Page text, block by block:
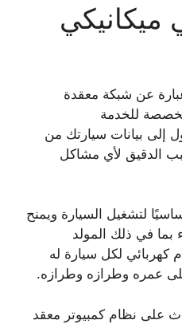
ميكانيكي
عن شبكة معقدة
للخدمة
إلى بيانات سيارتك من
الدقيق لأي مشاكل
لتشغيل السيارة ويمنح
بما في ذلك المولد
كهربائي لكل سيارة له
عمره وطرازه وطرازه.
على نظام كمبيوتر معقد